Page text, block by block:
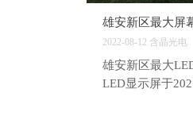
2022-08-12 含晶光电
雄安新区最大
LED显示屏于